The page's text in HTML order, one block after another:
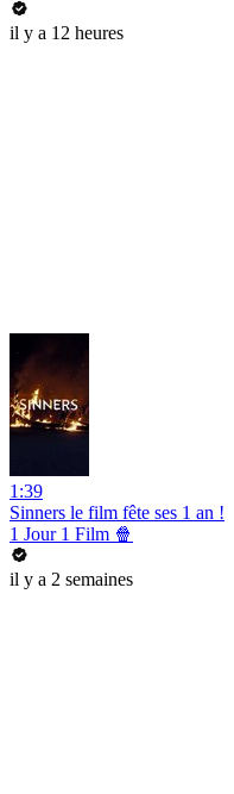
il y a 12 heures
1:39
Sinners le film fête ses 1 an !
1 Jour 1 Film 🍿
il y a 2 semaines